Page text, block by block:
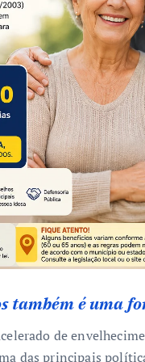
também é uma
de
das principais